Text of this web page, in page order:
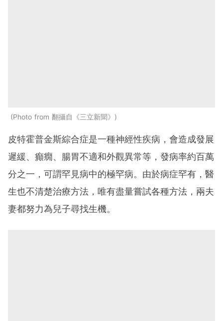
Photo from 翻攝自《三立新聞》
皮特霍普金斯綜合症是一種神經性疾病，會造成發展
遲緩、癲癇、腸胃不適和外觀異常等，發病率約百萬
分之一，可謂罕見病中的極罕病。由於病症罕有，醫
生也不清楚治療方法，唯有盡量嘗試各種方法，兩夫
妻都努力為兒子尋找生機。